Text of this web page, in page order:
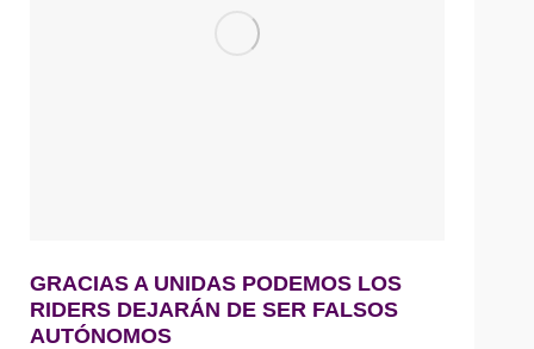
GRACIAS A UNIDAS PODEMOS LOS
RIDERS DEJARÁN DE SER FALSOS
AUTÓNOMOS